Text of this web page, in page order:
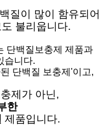
질이 많이 함유되어
불리웁니다.
단백질보충제 제품과
습니다.
단백질 보충제'이고,
제가 아닌,
한
제품입니다.